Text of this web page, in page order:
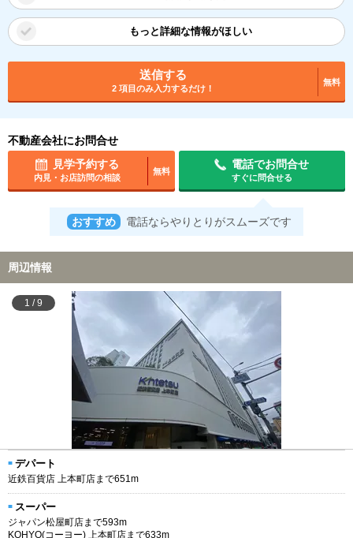
もっと詳細な情報がほしい
送信する
2 項目のみ入力するだけ！
無料
不動産会社にお問合せ
見学予約する
内見・お店訪問の相談
無料
電話でお問合せ
すぐに問合せる
おすすめ 電話ならやりとりがスムーズです
周辺情報
1 /9
デパート
近鉄百貨店 上本町店まで651m
スーパー
ジャパン松屋町店まで593m
KOHYO(コーヨー) 上本町店まで633m